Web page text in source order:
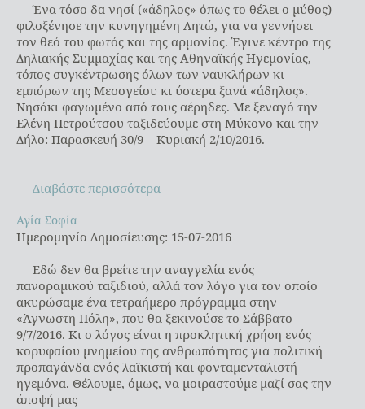
Ένα τόσο δα νησί («άδηλος» όπως το θέλει ο μύθος)
φιλοξένησε την κυνηγημένη Λητώ, για να γεννήσει
τον θεό του φωτός και της αρμονίας. Έγινε κέντρο της
Δηλιακής Συμμαχίας και της Αθηναϊκής Ηγεμονίας,
τόπος συγκέντρωσης όλων των ναυκλήρων κι
εμπόρων της Μεσογείου κι ύστερα ξανά «άδηλος».
Νησάκι φαγωμένο από τους αέρηδες. Με ξεναγό την
Ελένη Πετρούτσου ταξιδεύουμε στη Μύκονο και την
Δήλο: Παρασκευή 30/9 – Κυριακή 2/10/2016.
Διαβάστε περισσότερα
Αγία Σοφία
Αγία Σοφία
Ημερομηνία Δημοσίευσης: 15-07-2016
Εδώ δεν θα βρείτε την αναγγελία ενός
πανοραμικού ταξιδιού, αλλά τον λόγο για τον οποίο
ακυρώσαμε ένα τετραήμερο πρόγραμμα στην
«Άγνωστη Πόλη», που θα ξεκινούσε το Σάββατο
9/7/2016. Κι ο λόγος είναι η προκλητική χρήση ενός
κορυφαίου μνημείου της ανθρωπότητας για πολιτική
προπαγάνδα ενός λαϊκιστή και φονταμενταλιστή
ηγεμόνα. Θέλουμε, όμως, να μοιραστούμε μαζί σας την
άποψή μας